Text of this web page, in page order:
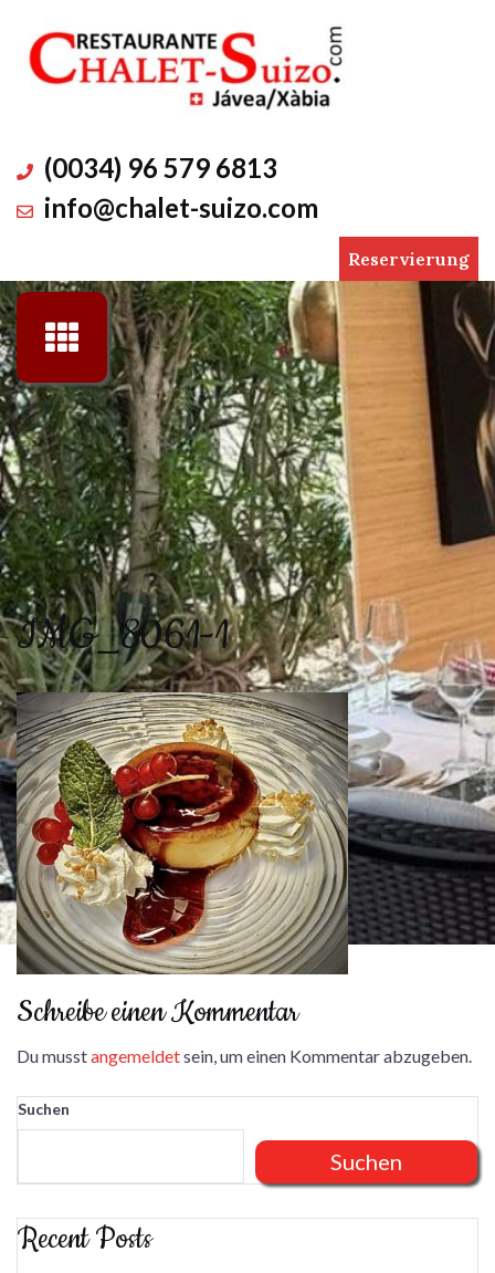
content
(0034) 96 579 6813
info@chalet-suizo.com
Reservierung
IMG_8061-1
Schreibe einen Kommentar
Du musstangemeldetsein, um einen Kommentar abzugeben.
Suchen
Suchen
Recent Posts